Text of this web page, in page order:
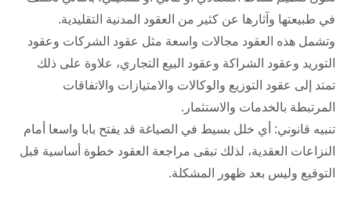
في طبيعتها وآثارها عن كثير من العقود المدنية التقليدية.
وتشمل هذه العقود مجالات واسعة مثل عقود الشركات وعقود
التوريد وعقود الشراكة وعقود البيع التجاري، علاوة على ذلك
تمتد إلى عقود التوزيع والوكالات والامتيازات والاتفاقات
المرتبطة بالخدمات والاستثمار.
تنبيه قانوني: أي خلل بسيط في الصياغة قد يفتح بابا واسعا أمام
النزاعات العقدية، لذلك تبقى مراجعة العقود خطوة أساسية قبل
التوقيع وليس بعد ظهور المشكلة.